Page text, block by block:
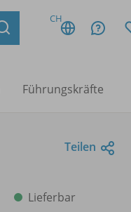
CH
Führungskräfte
Teilen
Lieferbar